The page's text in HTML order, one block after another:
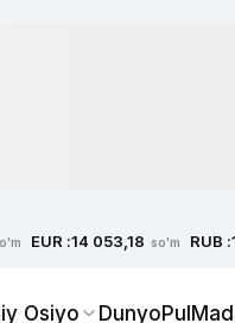
EUR :14 053,18 so'm RUB :
Osiyo DunyoPul